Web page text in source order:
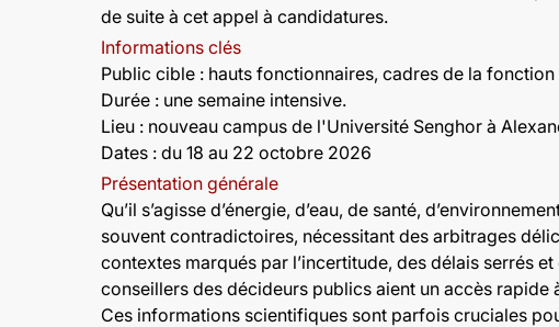
de suite à cet appel à candidatures.
Informations clés
Public cible : hauts fonctionnaires, cadres de la
Durée : une semaine intensive.
Lieu : nouveau campus de l'Université Senghor à
Dates : du 18 au 22 octobre 2026
Présentation générale
Qu’il s’agisse d’énergie, d’eau, de santé,
souvent contradictoires, nécessitant des arbitrages
contextes marqués par l’incertitude, des délais serrés
conseillers des décideurs publics aient un accès
Ces informations scientifiques sont parfois cruciales